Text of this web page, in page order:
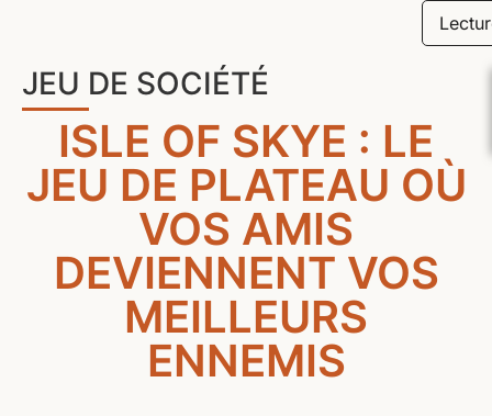
JEU DE SOCIÉTÉ
ISLE OF SKYE : LE
JEU DE PLATEAU OÙ
VOS AMIS
DEVIENNENT VOS
MEILLEURS
ENNEMIS